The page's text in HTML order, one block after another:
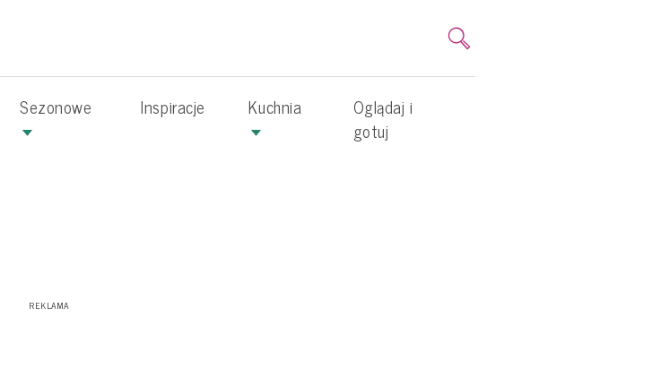
Sezonowe Inspiracje Kuchnia
Oglądaj i
gotuj